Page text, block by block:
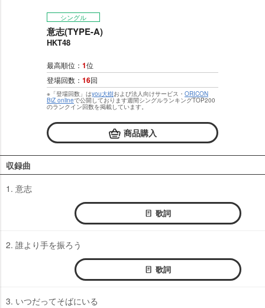
シングル
意志(TYPE-A)
HKT48
最高順位： 1位
登場回数： 16回
※「登場回数」はyou大樹および法人向けサービス・ ORICON
BiZ onlineで公開しております週間シングルランキングTOP200
のランクイン回数を掲載しています。
商品購入
収録曲
1. 意志
歌詞
2. 誰より手を振ろう
歌詞
3. いつだってそばにいる